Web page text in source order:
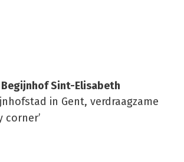
Begijn­hof Sint-Eli­sa­beth
in Gent, verdraagzame
corner’